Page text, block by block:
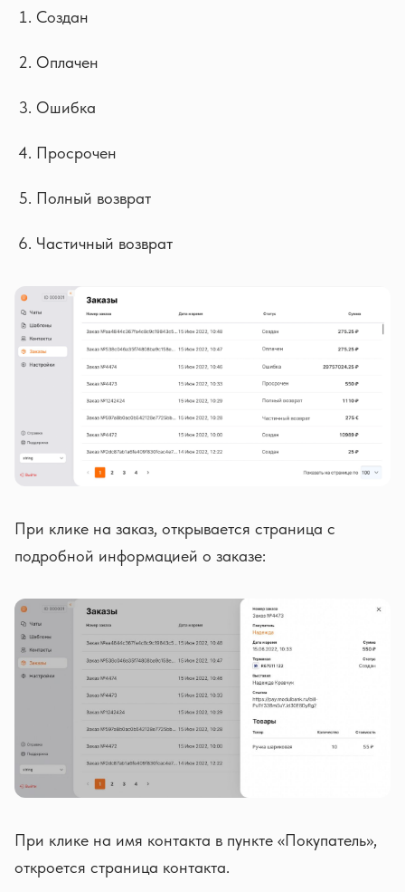
Создан
Оплачен
Ошибка
Просрочен
Полный возврат
Частичный возврат
При клике на заказ, открывается страница с
подробной информацией о заказе:
При клике на имя контакта в пункте «Покупатель»,
откроется страница контакта.